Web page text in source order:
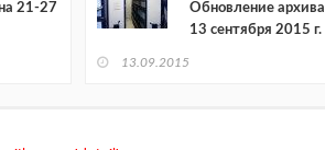
21-27
Обновление архива
13 сентября 2015 г.
13.09.2015